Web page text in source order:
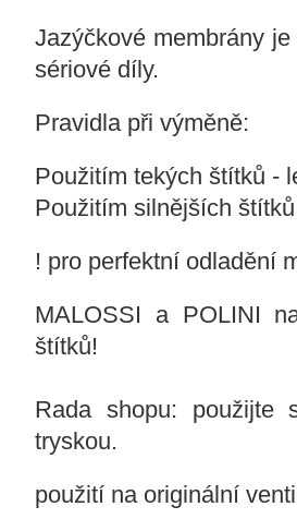
Jazýčkové membrány
sériové díly.
Pravidla při výměně:
Použitím tekých štítků -
Použitím silnějších
! pro perfektní odladění
MALOSSI a POLINI
štítků!
Rada shopu: použijte
tryskou.
použití na originální